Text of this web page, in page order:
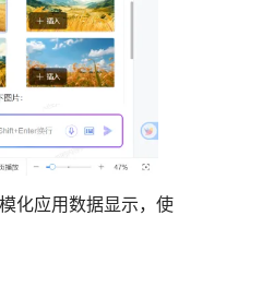
化应用数据显示，使